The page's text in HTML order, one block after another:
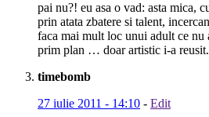
pai nu?! eu asa o vad: asta mica,
prin atata zbatere si talent,
faca mai mult loc unui adult ce nu
prim plan … doar artistic i-a
timebomb
27 iulie 2011 - 14:10 - Edit